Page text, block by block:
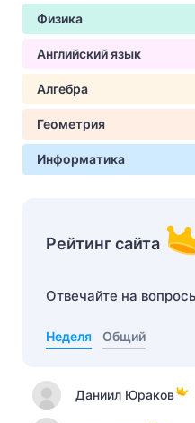
Физика
Английский язык
Алгебра
Геометрия
Информатика
Рейтинг сайта
Отвечайте на
Неделя Общий
Даниил Юраков